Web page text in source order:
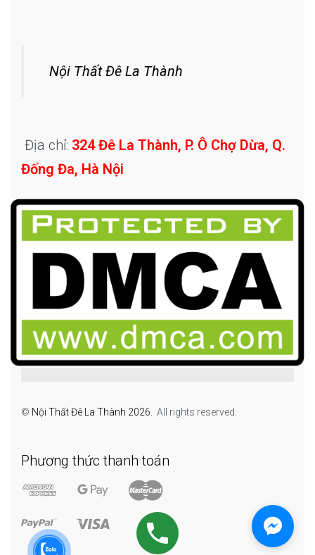
Nội Thất Đê La Thành
Địa chỉ: 324 Đê La Thành, P. Ô Chợ Dừa, Q.
Đống Đa, Hà Nội
© Nội Thất Đê La Thành 2026. All rights reserved.
Phương thức thanh toán